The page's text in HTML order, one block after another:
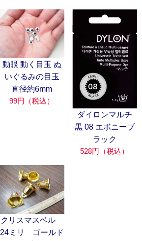
動眼 動く目玉 ぬ
いぐるみの目玉
直径約6mm
99円（税込）
ダイロンマルチ
黒 08 エボニーブ
ラック
528円（税込）
クリスマスベル
24ミリ ゴールド